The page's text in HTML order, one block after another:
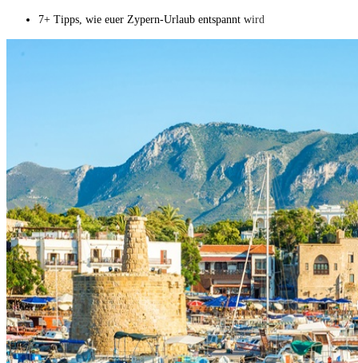
7+ Tipps, wie euer Zypern-Urlaub entspannt wird